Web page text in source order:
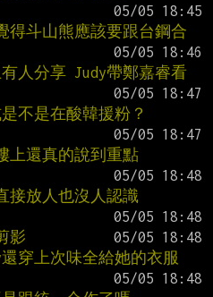
得斗山熊應該要跟台鋼合
人分享 Judy帶鄭嘉睿看
不是在酸韓援粉？
上還真的說到重點
接放人也沒人認識
影
穿上次味全給她的衣服